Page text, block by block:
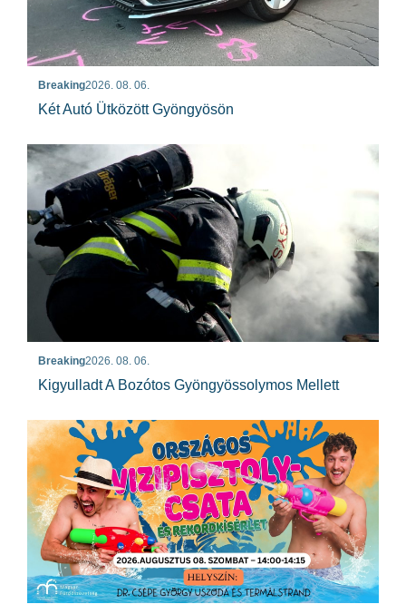
Breaking2026. 08. 06.
Két Autó Ütközött Gyöngyösön
Breaking2026. 08. 06.
Kigyulladt A Bozótos Gyöngyössolymos Mellett